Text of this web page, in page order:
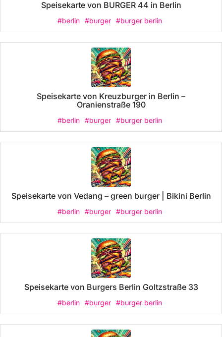
Speisekarte von BURGER 44 in Berlin
#berlin #burger #burger berlin
Speisekarte von Kreuzburger in Berlin –
Oranienstraße 190
#berlin #burger #burger berlin
Speisekarte von Vedang – green burger | Bikini Berlin
#berlin #burger #burger berlin
Speisekarte von Burgers Berlin Goltzstraße 33
#berlin #burger #burger berlin